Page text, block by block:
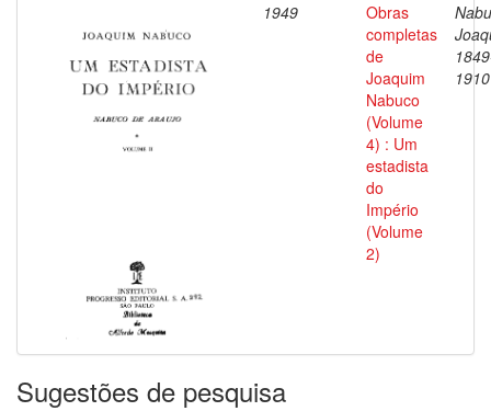
1949
Obras
completas
de
Joaquim
Nabuco
(Volume
4) : Um
estadista
do
Império
(Volume
2)
1910
Sugestões de pesquisa